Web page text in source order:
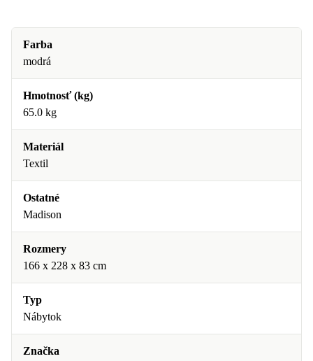
Farba
modrá
Hmotnosť (kg)
65.0 kg
Materiál
Textil
Ostatné
Madison
Rozmery
166 x 228 x 83 cm
Typ
Nábytok
Značka